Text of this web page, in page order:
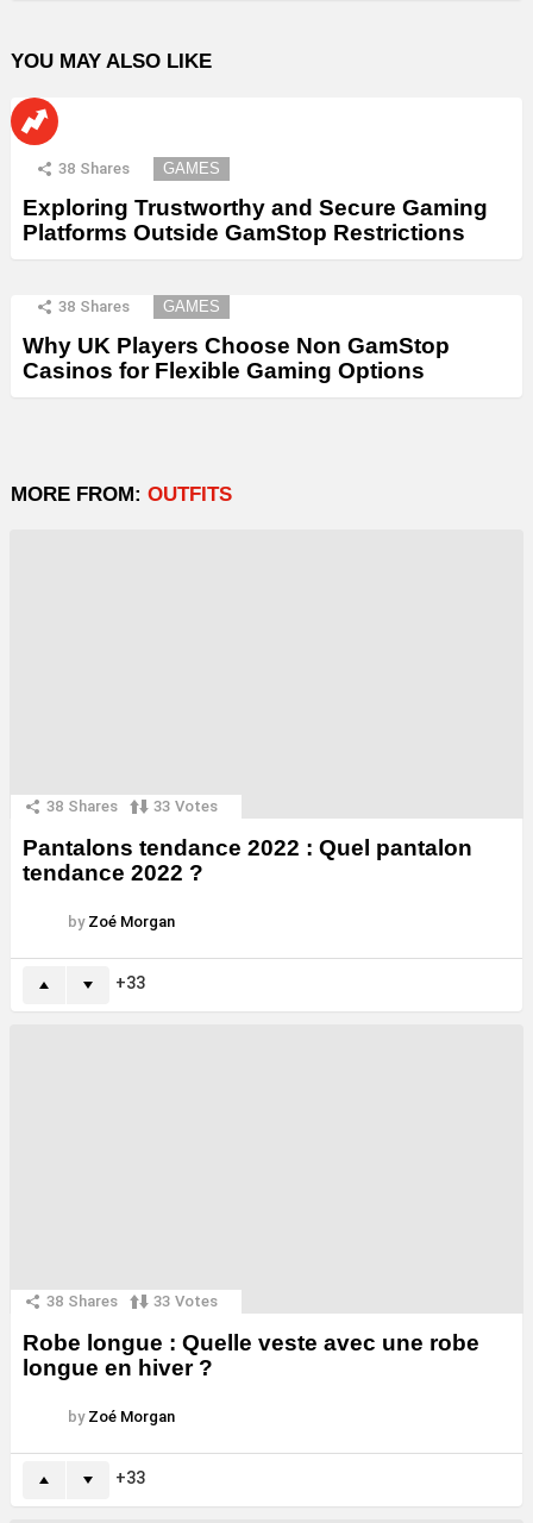
YOU MAY ALSO LIKE
38 Shares GAMES
Exploring Trustworthy and Secure Gaming
Platforms Outside GamStop Restrictions
38 Shares GAMES
Why UK Players Choose Non GamStop
Casinos for Flexible Gaming Options
MORE FROM: OUTFITS
38 Shares 33 Votes
Pantalons tendance 2022 : Quel pantalon
tendance 2022 ?
by Zoé Morgan
33
38 Shares 33 Votes
Robe longue : Quelle veste avec une robe
longue en hiver ?
by Zoé Morgan
33